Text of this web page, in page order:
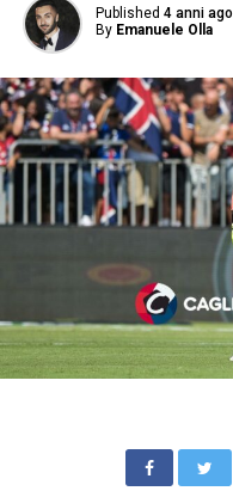
Published 4 anni ago
By Emanuele Olla